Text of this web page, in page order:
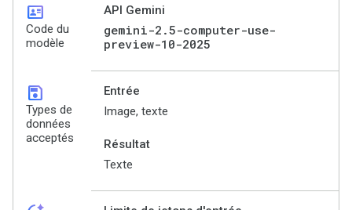
id_card
Code du
modèle
API Gemini
gemini-2.5-computer-use-
preview-10-2025
save
Types de
données
acceptés
Entrée
Image, texte
Résultat
Texte